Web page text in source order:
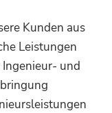
Kunden aus
Leistungen
und